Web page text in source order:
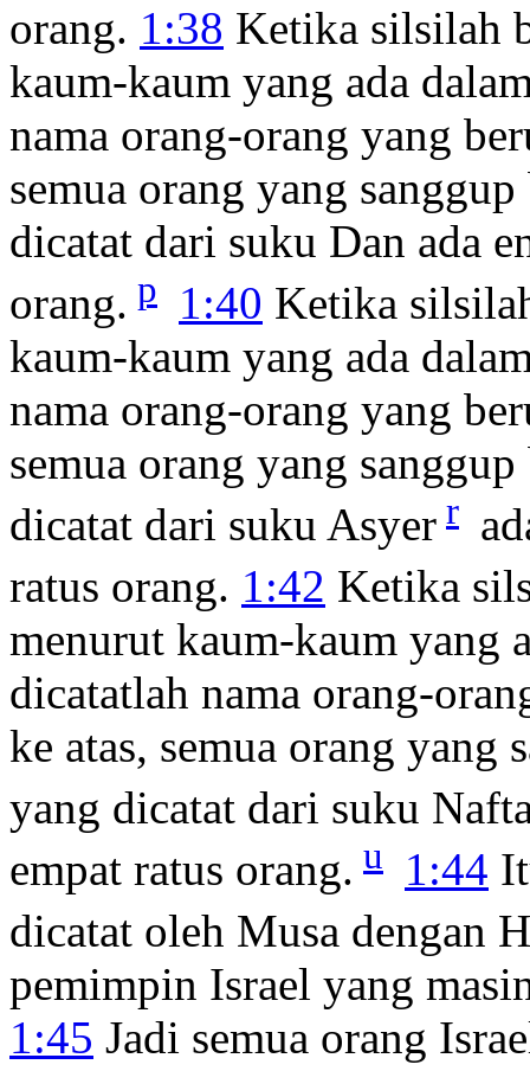
orang. 1:38 Ketika silsilah
kaum-kaum yang ada
nama orang-orang yang
semua orang yang
dicatat dari suku Dan ada
orang. p 1:40 Ketika
kaum-kaum yang ada
nama orang-orang yang
semua orang yang
dicatat dari suku Asyer r
ratus orang. 1:42 Ketika
menurut kaum-kaum yang
dicatatlah nama orang-
ke atas, semua orang yang
yang dicatat dari suku
empat ratus orang. u 1:44
dicatat oleh Musa dengan
pemimpin Israel yang
1:45 Jadi semua orang